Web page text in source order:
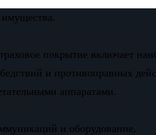
покрытие включает
и противоправных
аппаратами.
и оборудование.